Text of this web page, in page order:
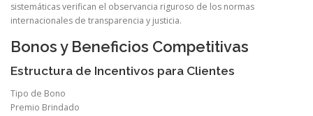
sistemáticas verifican el observancia riguroso de los normas
internacionales de transparencia y justicia.
Bonos y Beneficios Competitivas
Estructura de Incentivos para Clientes
Tipo de Bono
Premio Brindado